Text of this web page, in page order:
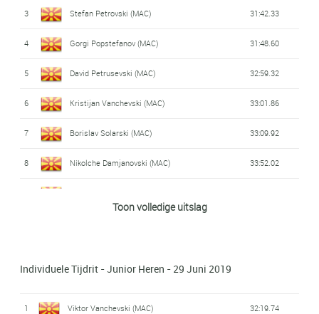
3 Stefan Petrovski (MAC) 31:42.33
4 Gorgi Popstefanov (MAC) 31:48.60
5 David Petrusevski (MAC) 32:59.32
6 Kristijan Vanchevski (MAC) 33:01.86
7 Borislav Solarski (MAC) 33:09.92
8 Nikolche Damjanovski (MAC) 33:52.02
Toon volledige uitslag
Individuele Tijdrit - Junior Heren - 29 Juni 2019
1 Viktor Vanchevski (MAC) 32:19.74